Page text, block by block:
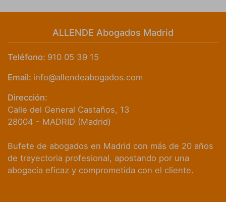
ALLENDE Abogados Madrid
Teléfono: 910 05 39 15
Email: info@allendeabogados.com
Dirección:
Calle del General Castaños, 13
28004 - MADRID (Madrid)
Bufete de abogados en Madrid con más de 20 años
de trayectoria profesional, apostando por una
abogacía eficaz y comprometida con el cliente.